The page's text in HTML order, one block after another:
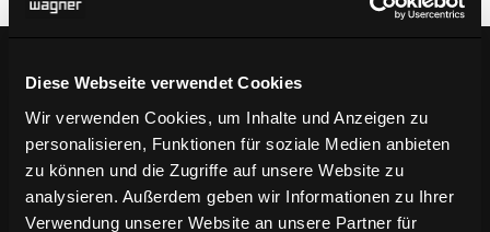
Diese Webseite verwendet Cookies
Wir verwenden Cookies, um Inhalte und Anzeigen zu
personalisieren, Funktionen für soziale Medien anbieten
zu können und die Zugriffe auf unsere Website zu
analysieren. Außerdem geben wir Informationen zu Ihrer
Verwendung unserer Website an unsere Partner für
Ihre Vorteile bei Ihrer
Newsletter-Anmeldung